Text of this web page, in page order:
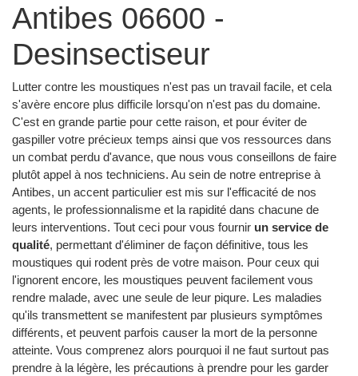
Antibes 06600 -
Desinsectiseur
Lutter contre les moustiques n'est pas un travail facile, et cela
s'avère encore plus difficile lorsqu'on n'est pas du domaine.
C'est en grande partie pour cette raison, et pour éviter de
gaspiller votre précieux temps ainsi que vos ressources dans
un combat perdu d'avance, que nous vous conseillons de faire
plutôt appel à nos techniciens. Au sein de notre entreprise à
Antibes, un accent particulier est mis sur l'efficacité de nos
agents, le professionnalisme et la rapidité dans chacune de
leurs interventions. Tout ceci pour vous fournir un service de
qualité, permettant d'éliminer de façon définitive, tous les
moustiques qui rodent près de votre maison. Pour ceux qui
l'ignorent encore, les moustiques peuvent facilement vous
rendre malade, avec une seule de leur piqure. Les maladies
qu'ils transmettent se manifestent par plusieurs symptômes
différents, et peuvent parfois causer la mort de la personne
atteinte. Vous comprenez alors pourquoi il ne faut surtout pas
prendre à la légère, les précautions à prendre pour les garder